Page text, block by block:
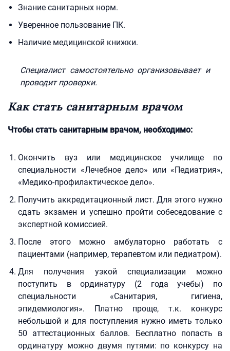
Знание санитарных норм.
Уверенное пользование ПК.
Наличие медицинской книжки.
Специалист самостоятельно организовывает и
проводит проверки.
Как стать санитарным врачом
Чтобы стать санитарным врачом, необходимо:
Окончить вуз или медицинское училище по
специальности «Лечебное дело» или «Педиатрия»,
«Медико-профилактическое дело».
Получить аккредитационный лист. Для этого нужно
сдать экзамен и успешно пройти собеседование с
экспертной комиссией.
После этого можно амбулаторно работать с
пациентами (например, терапевтом или педиатром).
Для получения узкой специализации можно
поступить в ординатуру (2 года учебы) по
специальности «Санитария, гигиена,
эпидемиология». Платно проще, т.к. конкурс
небольшой и для поступления нужно иметь только
50 аттестационных баллов. Бесплатно попасть в
ординатуру можно двумя путями: по конкурсу на